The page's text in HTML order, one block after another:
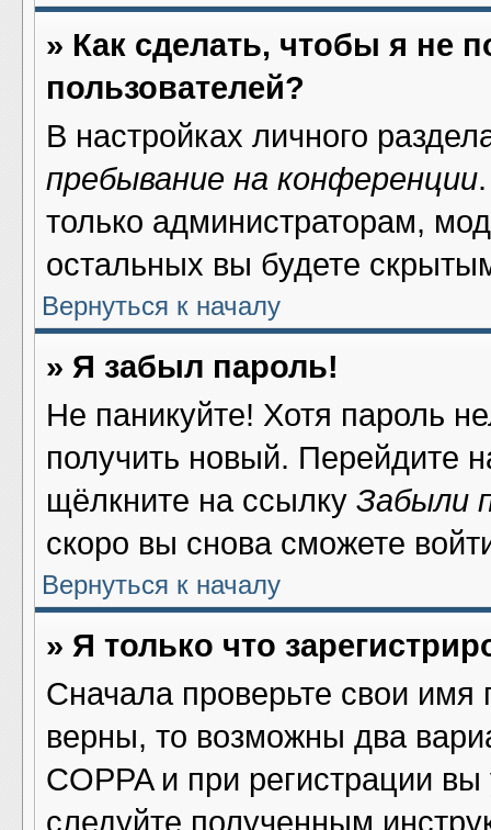
» Как сделать, чтобы я не
пользователей?
В настройках личного
пребывание на конференции
только администраторам,
остальных вы будете
Вернуться к началу
» Я забыл пароль!
Не паникуйте! Хотя пароль
получить новый. Перейдите
щёлкните на ссылку Забыли
скоро вы снова сможете
Вернуться к началу
» Я только что
Сначала проверьте свои имя
верны, то возможны два
COPPA и при регистрации
следуйте полученным